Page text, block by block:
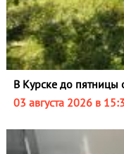
В Курске до пятницы
03 августа 2026 в